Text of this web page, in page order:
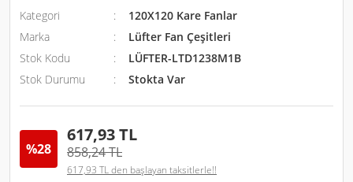
Kategori
120X120 Kare Fanlar
Marka
Lüfter Fan Çeşitleri
Stok Kodu
LÜFTER-LTD1238M1B
Stok Durumu
Stokta Var
%28
617,93 TL
858,24 TL
617,93 TL den başlayan taksitlerle!!